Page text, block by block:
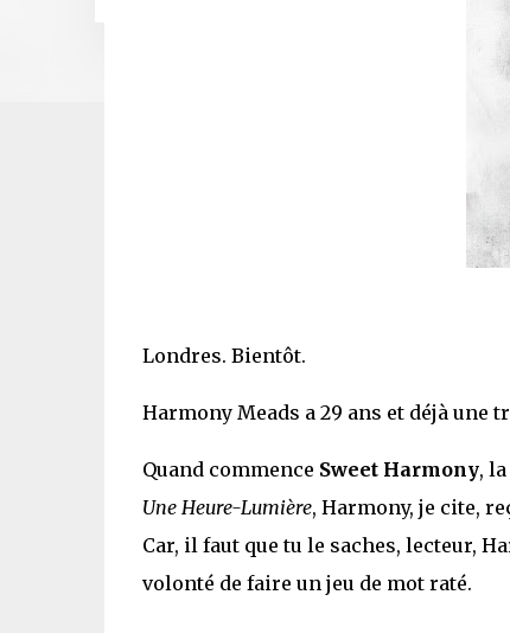
Londres. Bientôt.
Harmony Meads a 29 ans et déjà une
Quand commence Sweet Harmony,
Une Heure-Lumière, Harmony, je cite,
Car, il faut que tu le saches, lecteur,
volonté de faire un jeu de mot raté.